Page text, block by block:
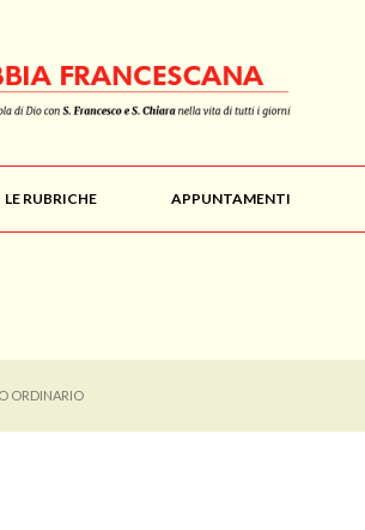
LE RUBRICHE APPUNTAMENTI
ORDINARIO